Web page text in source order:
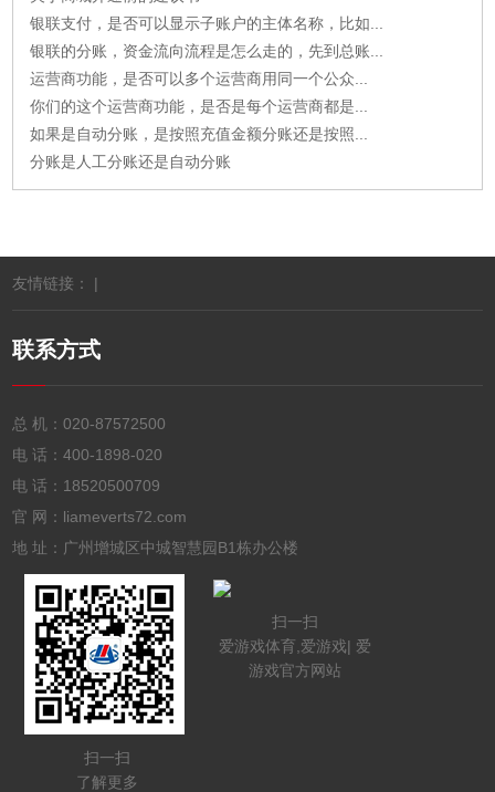
银联支付，是否可以显示子账户的主体名称，比如...
银联的分账，资金流向流程是怎么走的，先到总账...
运营商功能，是否可以多个运营商用同一个公众...
你们的这个运营商功能，是否是每个运营商都是...
如果是自动分账，是按照充值金额分账还是按照...
分账是人工分账还是自动分账
友情链接： |
联系方式
总 机：020-87572500
电 话：400-1898-020
电 话： 18520500709
官 网：liameverts72.com
地 址：广州增城区中城智慧园B1栋办公楼
扫一扫
了解更多
扫一扫
爱游戏体育,爱游戏| 爱
游戏官方网站